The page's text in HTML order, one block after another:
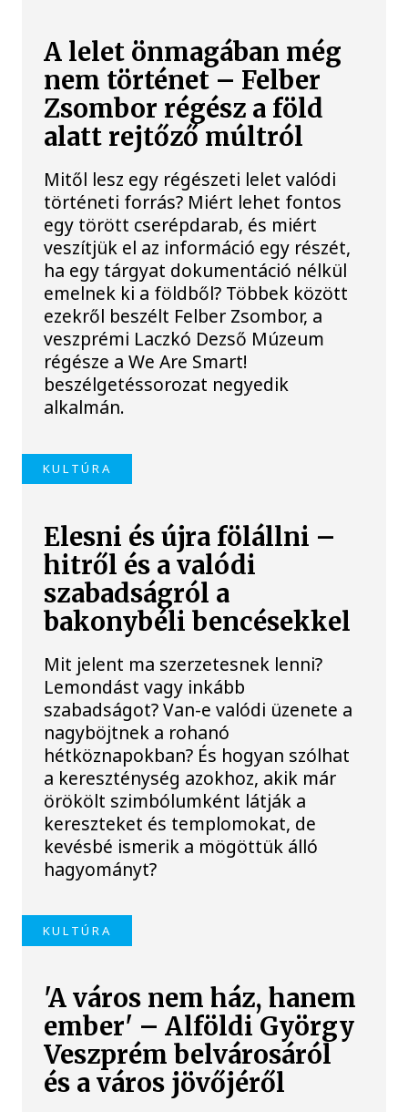
A lelet önmagában még
nem történet – Felber
Zsombor régész a föld
alatt rejtőző múltról
Mitől lesz egy régészeti lelet valódi
történeti forrás? Miért lehet fontos
egy törött cserépdarab, és miért
veszítjük el az információ egy részét,
ha egy tárgyat dokumentáció nélkül
emelnek ki a földből? Többek között
ezekről beszélt Felber Zsombor, a
veszprémi Laczkó Dezső Múzeum
régésze a We Are Smart!
beszélgetéssorozat negyedik
alkalmán.
KULTÚRA
Elesni és újra fölállni –
hitről és a valódi
szabadságról a
bakonybéli bencésekkel
Mit jelent ma szerzetesnek lenni?
Lemondást vagy inkább
szabadságot? Van-e valódi üzenete a
nagyböjtnek a rohanó
hétköznapokban? És hogyan szólhat
a kereszténység azokhoz, akik már
örökölt szimbólumként látják a
kereszteket és templomokat, de
kevésbé ismerik a mögöttük álló
hagyományt?
KULTÚRA
'A város nem ház, hanem
ember' – Alföldi György
Veszprém belvárosáról
és a város jövőjéről